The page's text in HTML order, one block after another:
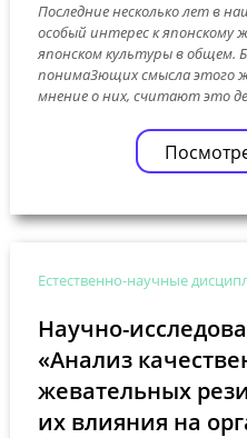
Последние несколько лет в
особый интерес к японскому
японском культуры в общем.
понима3ющих смысла этого
мнение о них, считают это
Естественно-научные
Научно-
«Анализ
жевательных
их влияния на